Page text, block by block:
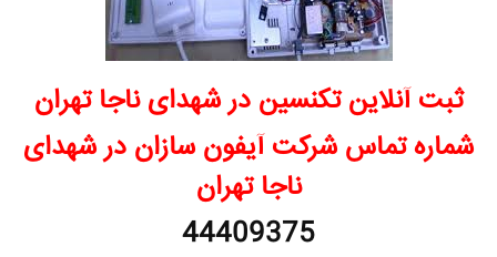
ثبت آنلاین تکنسین در شهدای ناجا تهران
شماره تماس شرکت آیفون سازان در شهدای
ناجا تهران
44409375